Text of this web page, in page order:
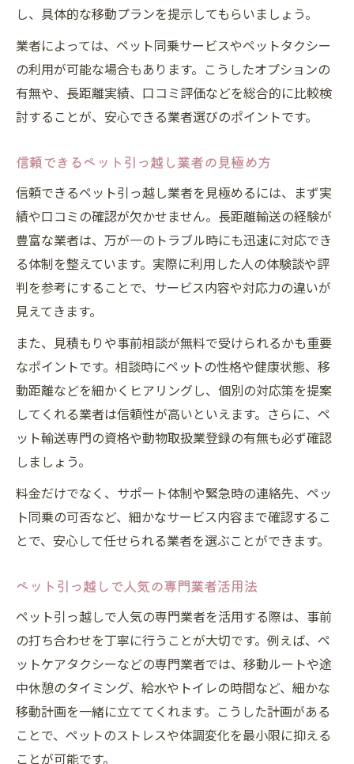
し、具体的な移動プランを提示してもらいましょう。
業者によっては、ペット同乗サービスやペットタクシー
の利用が可能な場合もあります。こうしたオプションの
有無や、長距離実績、口コミ評価などを総合的に比較検
討することが、安心できる業者選びのポイントです。
信頼できるペット引っ越し業者の見極め方
信頼できるペット引っ越し業者を見極めるには、まず実
績や口コミの確認が欠かせません。長距離輸送の経験が
豊富な業者は、万が一のトラブル時にも迅速に対応でき
る体制を整えています。実際に利用した人の体験談や評
判を参考にすることで、サービス内容や対応力の違いが
見えてきます。
また、見積もりや事前相談が無料で受けられるかも重要
なポイントです。相談時にペットの性格や健康状態、移
動距離などを細かくヒアリングし、個別の対応策を提案
してくれる業者は信頼性が高いといえます。さらに、ペ
ット輸送専門の資格や動物取扱業登録の有無も必ず確認
しましょう。
料金だけでなく、サポート体制や緊急時の連絡先、ペッ
ト同乗の可否など、細かなサービス内容まで確認するこ
とで、安心して任せられる業者を選ぶことができます。
ペット引っ越しで人気の専門業者活用法
ペット引っ越しで人気の専門業者を活用する際は、事前
の打ち合わせを丁寧に行うことが大切です。例えば、ペ
ットケアタクシーなどの専門業者では、移動ルートや途
中休憩のタイミング、給水やトイレの時間など、細かな
移動計画を一緒に立ててくれます。こうした計画がある
ことで、ペットのストレスや体調変化を最小限に抑える
ことが可能です。